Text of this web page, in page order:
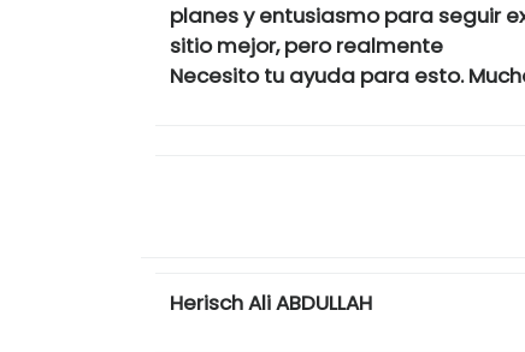
planes y entusiasmo para seguir
sitio mejor, pero realmente
Necesito tu ayuda para esto.
Herisch Ali ABDULLAH